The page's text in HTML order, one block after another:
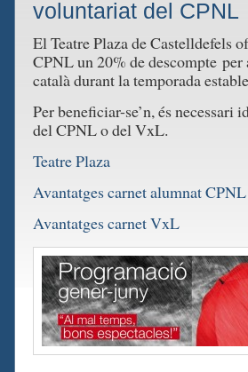
voluntariat del CPNL
El Teatre Plaza de Castelldefels
CPNL un 20% de descompte per
català durant la temporada
Per beneficiar-se’n, és necessari
del CPNL o del VxL.
Teatre Plaza
Avantatges carnet alumnat CPNL
Avantatges carnet VxL